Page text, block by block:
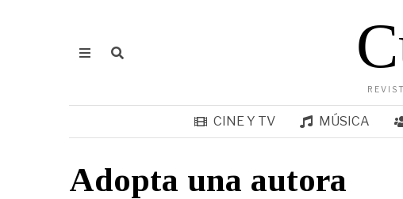
CINE Y TV MÚSICA
Adopta una autora